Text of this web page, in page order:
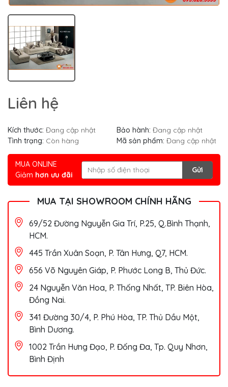
Liên hệ
Kích thước: Đang cập nhật Bảo hành: Đang cập nhật
Tình trạng: Còn hàng Mã sản phẩm: Đang cập nhật
MUA ONLINE
Giảm hơn ưu đãi
Gửi
MUA TẠI SHOWROOM CHÍNH HÃNG
69/52 Đường Nguyễn Gia Trí, P.25, Q.Bình Thạnh,
HCM.
445 Trần Xuân Soạn, P. Tân Hưng, Q7, HCM.
656 Võ Nguyên Giáp, P. Phước Long B, Thủ Đức.
24 Nguyễn Văn Hoa, P. Thống Nhất, TP. Biên Hòa,
Đồng Nai.
341 Đường 30/4, P. Phú Hòa, TP. Thủ Dầu Một,
Bình Dương.
1002 Trần Hưng Đạo, P. Đống Đa, Tp. Quy Nhơn,
Bình Định